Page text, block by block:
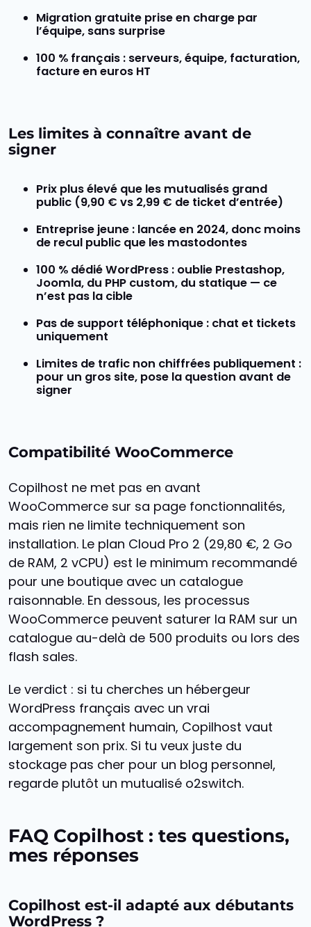
Migration gratuite prise en charge par
l’équipe, sans surprise
100 % français : serveurs, équipe, facturation,
facture en euros HT
Les limites à connaître avant de
signer
Prix plus élevé que les mutualisés grand
public (9,90 € vs 2,99 € de ticket d’entrée)
Entreprise jeune : lancée en 2024, donc moins
de recul public que les mastodontes
100 % dédié WordPress : oublie Prestashop,
Joomla, du PHP custom, du statique — ce
n’est pas la cible
Pas de support téléphonique : chat et tickets
uniquement
Limites de trafic non chiffrées publiquement :
pour un gros site, pose la question avant de
signer
Compatibilité WooCommerce
Copilhost ne met pas en avant
WooCommerce sur sa page fonctionnalités,
mais rien ne limite techniquement son
installation. Le plan Cloud Pro 2 (29,80 €, 2 Go
de RAM, 2 vCPU) est le minimum recommandé
pour une boutique avec un catalogue
raisonnable. En dessous, les processus
WooCommerce peuvent saturer la RAM sur un
catalogue au-delà de 500 produits ou lors des
flash sales.
Le verdict : si tu cherches un hébergeur
WordPress français avec un vrai
accompagnement humain, Copilhost vaut
largement son prix. Si tu veux juste du
stockage pas cher pour un blog personnel,
regarde plutôt un mutualisé o2switch.
FAQ Copilhost : tes questions,
mes réponses
Copilhost est-il adapté aux débutants
WordPress ?